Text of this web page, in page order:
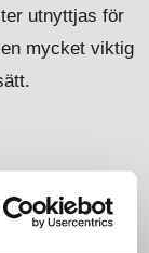
utnyttjas för
mycket viktig